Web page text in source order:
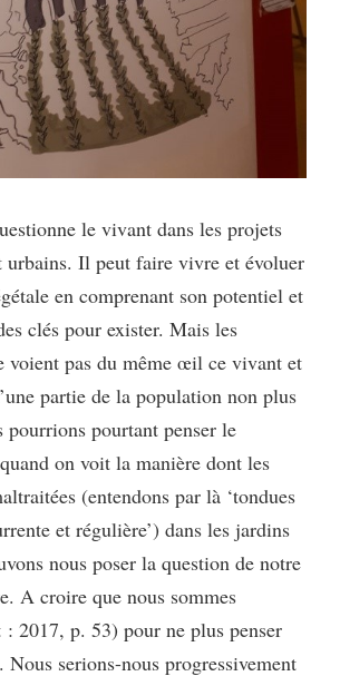
le vivant dans les projets
urbains. Il peut faire vivre et évoluer
en comprenant son potentiel et
clés pour exister. Mais les
voient pas du même œil ce vivant et
partie de la population non plus
pourrions pourtant penser le
on voit la manière dont les
(entendons par là ‘tondues
et régulière’) dans les jardins
nous poser la question de notre
A croire que nous sommes
2017, p. 53) pour ne plus penser
Nous serions-nous progressivement